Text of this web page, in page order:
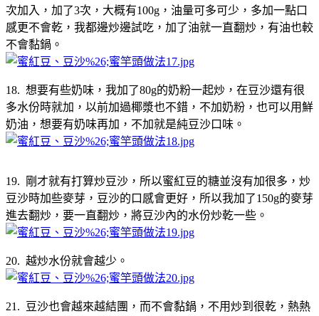
次加入，加了3次，大概有100g，油量可多可少，多加一點口
感更不會乾，我都邊炒邊試吃，加了油就一直翻炒，有油也較
不會黏鍋。
18. 想要有些奶味，我加了80g的奶粉一起炒，在豆沙還有很
多水份時就加，以前加過椰漿也不錯，不加奶粉，也可以用鮮
奶油，想要有奶味再加，不加就是純豆沙口味。
19. 剛才就有打算炒豆沙，所以蜜紅豆的糖並沒有加很多，炒
豆沙時加些麥芽，豆沙的口感會更好，所以我加了150g的麥芽
進去翻炒，要一直翻炒，將豆沙內的水份炒乾一些。
20. 越炒水份就會越少。
21. 豆沙也會越來越結團，而不會黏鍋，不用炒到很乾，熱熱